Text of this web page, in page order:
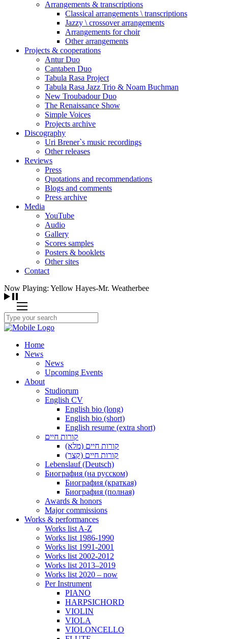
Arrangements & transcriptions
Classical arrangements \ transcriptions
Jazzy \ crossover arrangements
Arrangements for choir
Other arrangements
Projects & cooperations
Antur Duo
Cantaben Duo
Tabula Rasa Project
Tabula Rasa Jazz Trio & Noam Buchman
New Troubadour Duo
The Renaissance Show
Simple Voices
Projects archive
Discography
Uri Brener`s music recordings
Other releases
Reviews
Press
Quotations and recommendations
Blogs and comments
Press archive
Media
YouTube
Audio
Gallery
Scores samples
Posters & booklets
Other sites
Contact
Now Playing: Yellow Hayes-Mr. Weatherbee
Home
News
News
Upcoming Events
About
Studiorum
English CV
English bio (long)
English bio (short)
English resume (extra short)
קורות חיים
קורות חיים (מלא)
קורות חיים (קצר)
Lebenslauf (Deutsch)
Биография (на русском)
Биография (краткая)
Биография (полная)
Awards & honors
Major commissions
Works & performances
Works list A-Z
Works list 1986-1990
Works list 1991-2001
Works list 2002-2012
Works list 2013–2019
Works list 2020 – now
Per Instrument
PIANO
HARPSICHORD
VIOLIN
VIOLA
VIOLONCELLO